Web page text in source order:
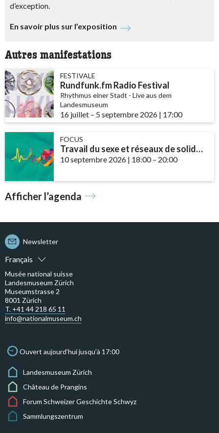
d’exception.
En savoir plus sur l’exposition
Autres manifestations
FESTIVALE
Rundfunk.fm Radio Festival
Rhythmus einer Stadt - Live aus dem
Landesmuseum
16 juillet accessibility.time_to
– 5 septembre 2026 | 17:00
FOCUS
Travail du sexe et réseaux de solidarité – le rôle des communautés et des ...
10 septembre 2026 | 18:00– 20:00
Afficher l’agenda
Français
Newsletter
Musée national suisse
Landesmuseum Zürich
Museumstrasse 2
8001 Zürich
T. +41 44 218 65 11
info@nationalmuseum.ch
Ouvert aujourd’hui jusqu’à 17:00
Landesmuseum Zürich
Château de Prangins
Forum Schweizer Geschichte Schwyz
Sammlungszentrum